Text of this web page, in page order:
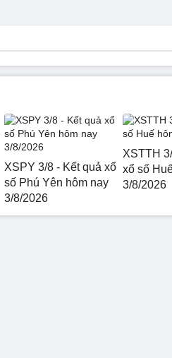
XSPY 3/8 - Kết quả xổ
số Phú Yên hôm nay
3/8/2026
XSTTH
xổ số
3/8/2026